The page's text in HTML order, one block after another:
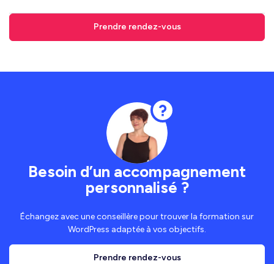
Prendre rendez-vous
Besoin d’un accompagnement
personnalisé ?
Échangez avec une conseillère pour trouver la formation sur
WordPress adaptée à vos objectifs.
Prendre rendez-vous